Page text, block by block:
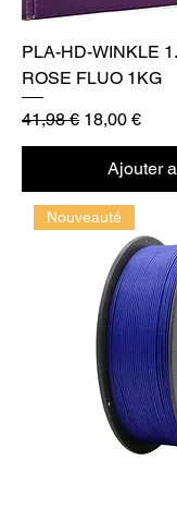
PLA-HD-WINKLE
ROSE FLUO 1KG
Prix original
41,98 € Prix
18,00 €
Ajouter
Nouveauté